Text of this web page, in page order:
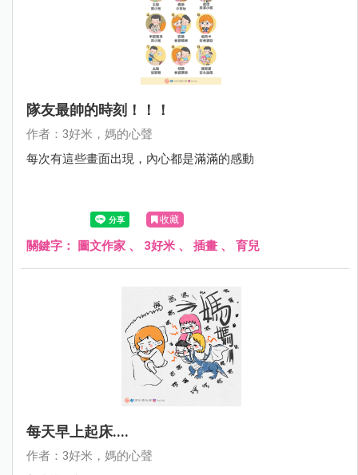
隊友最帥的時刻！！！
作者：3好米，媽的心聲
每次有這些畫面出現，內心都是滿滿的感動
收藏
關鍵字： 圖文作家 、 3好米 、 插畫 、 育兒
每天早上起床....
作者：3好米，媽的心聲